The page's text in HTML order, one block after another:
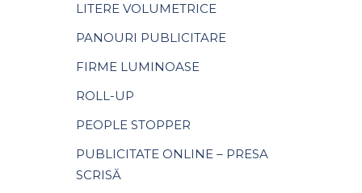
LITERE VOLUMETRICE
PANOURI PUBLICITARE
FIRME LUMINOASE
ROLL-UP
PEOPLE STOPPER
PUBLICITATE ONLINE – PRESA
SCRISĂ